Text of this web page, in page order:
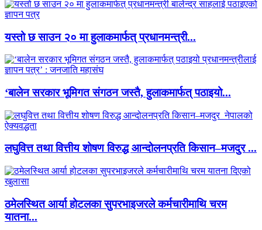
यस्तो छ साउन २० मा हुलाकमार्फत् प्रधानमन्त्री...
‘बालेन सरकार भूमिगत संगठन जस्तै, हुलाकमार्फत् पठाइयो...
लघुवित्त तथा वित्तीय शोषण विरुद्ध आन्दोलनप्रति किसान–मजदुर ...
ठमेलस्थित आर्या होटलका सुपरभाइजरले कर्मचारीमाथि चरम
यातना...